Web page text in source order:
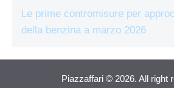
Le prime contromisure per
della benzina a marzo 2026
Piazzaffari © 2026. All right